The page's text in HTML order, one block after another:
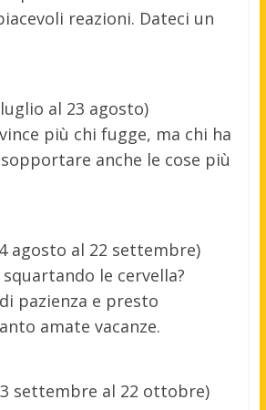
reazioni. Dateci un
al 23 agosto)
più chi fugge, ma chi ha
anche le cose più
agosto al 22 settembre)
le cervella?
pazienza e presto
amate vacanze.
settembre al 22 ottobre)